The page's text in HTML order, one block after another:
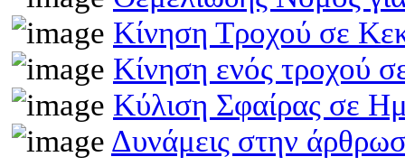
Κίνηση Τροχού σε
Κίνηση ενός τροχού
Κύλιση Σφαίρας σε
Δυνάμεις στην